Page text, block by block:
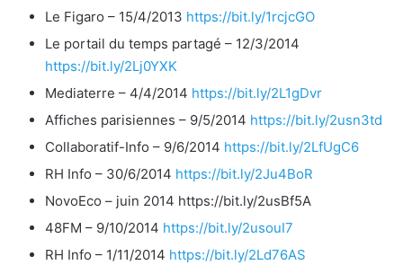
Le Figaro – 15/4/2013 https://bit.ly/1rcjcGO
Le portail du temps partagé – 12/3/2014
https://bit.ly/2Lj0YXK
Mediaterre – 4/4/2014 https://bit.ly/2L1gDvr
Affiches parisiennes – 9/5/2014 https://bit.ly/2usn3td
Collaboratif-Info – 9/6/2014 https://bit.ly/2LfUgC6
RH Info – 30/6/2014 https://bit.ly/2Ju4BoR
NovoEco – juin 2014 https://bit.ly/2usBf5A
48FM – 9/10/2014 https://bit.ly/2usouI7
RH Info – 1/11/2014 https://bit.ly/2Ld76AS